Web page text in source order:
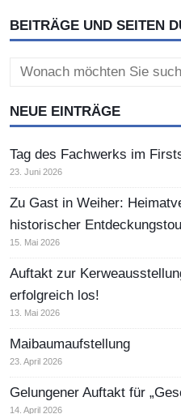
BEITRÄGE UND SEITEN
Search
for:
NEUE EINTRÄGE
Tag des Fachwerks im
23. Juni 2026
Zu Gast in Weiher:
historischer
15. Mai 2026
Auftakt zur
erfolgreich los!
13. Mai 2026
Maibaumaufstellung
23. April 2026
Gelungener Auftakt für
14. April 2026